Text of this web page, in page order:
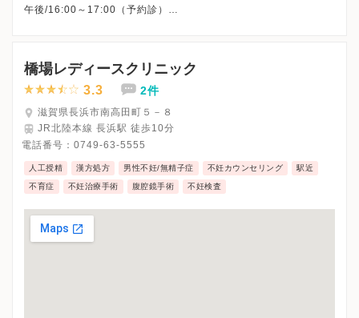
午後/16:00～17:00（予約診）
橋場レディースクリニック
3.3 2件
滋賀県長浜市南高田町５－８
JR北陸本線 長浜駅 徒歩10分
電話番号： 0749-63-5555
人工授精 漢方処方 男性不妊/無精子症 不妊カウンセリング 駅近
不育症 不妊治療手術 腹腔鏡手術 不妊検査